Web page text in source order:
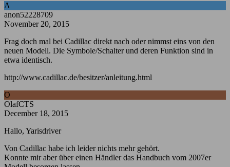
A
anon52228709
November 20, 2015
Frag doch mal bei Cadillac direkt nach oder nimmst eins von den
neuen Modell. Die Symbole/Schalter und deren Funktion sind in
etwa identisch.
http://www.cadillac.de/besitzer/anleitung.html
O
OlafCTS
December 18, 2015
Hallo, Yarisdriver
Von Cadillac habe ich leider nichts mehr gehört.
Konnte mir aber über einen Händler das Handbuch vom 2007er